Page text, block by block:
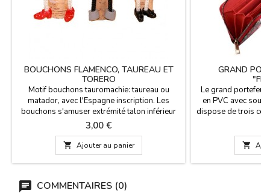
BOUCHONS FLAMENCO, TAUREAU ET
TORERO
Motif bouchons tauromachie: taureau ou
matador, avec l'Espagne inscription. Les
bouchons s'amuser extrémité talon inférieur
et en mesurant 8 cm de hauteur. Nous avons
actuellement trois modèles: torero (modèle
1), le taureau (modèle 2) et Séville (modèle
3).Cliquez sur "Plus de détails" pour lire
quelque chose d'important.
Prix
3,00 €
 Ajouter au panier
GRAND
Le grand
en PVC avec
dispose de trois

COMMENTAIRES (0)